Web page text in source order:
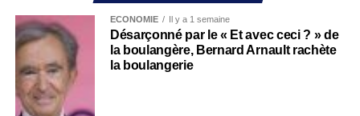
ECONOMIE Il y a 1 semaine
Désarçonné par le « Et avec ceci ? » de
la boulangère, Bernard Arnault rachète
la boulangerie